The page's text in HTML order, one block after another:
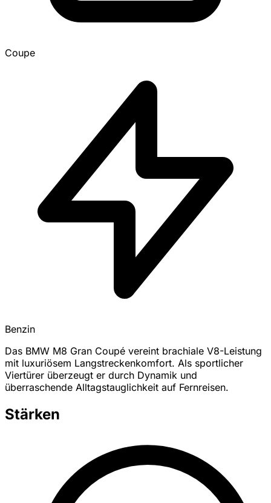
Coupe
Benzin
Das BMW M8 Gran Coupé vereint brachiale V8-Leistung
mit luxuriösem Langstreckenkomfort. Als sportlicher
Viertürer überzeugt er durch Dynamik und
überraschende Alltagstauglichkeit auf Fernreisen.
Stärken